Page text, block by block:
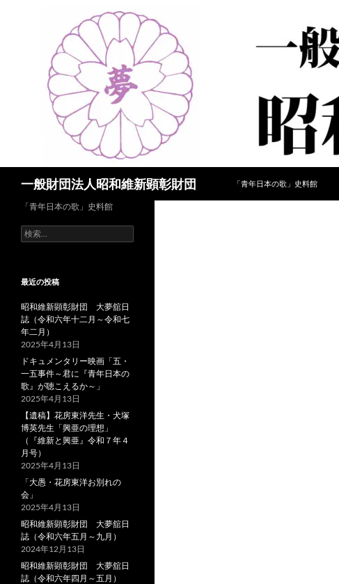
一般財団法人昭和維新顕彰財団
「青年日本の歌」史料館
「青年日本の歌」史料館
検
索:
最近の投稿
昭和維新顕彰財団 大夢舘日
誌（令和六年十二月～令和七
年二月）
2025年4月13日
ドキュメンタリー映画「五・
一五事件～君に『青年日本の
歌』が聴こえるか～」
2025年4月13日
【遺稿】花房東洋先生・犬塚
博英先生「興亜の理想」
（『維新と興亜』令和７年４
月号）
2025年4月13日
「大愚・花房東洋お別れの
会」
2025年4月13日
昭和維新顕彰財団 大夢舘日
誌（令和六年五月～九月）
2024年12月13日
昭和維新顕彰財団 大夢舘日
誌（令和六年四月～五月）